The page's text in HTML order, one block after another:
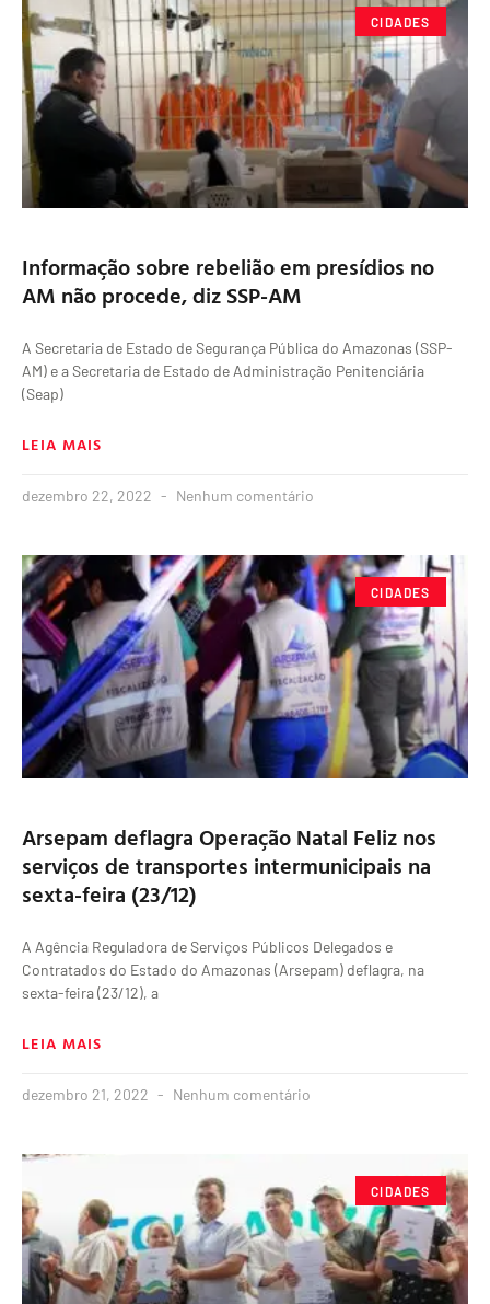
CIDADES
Informação sobre rebelião em presídios no
AM não procede, diz SSP-AM
A Secretaria de Estado de Segurança Pública do Amazonas (SSP-
AM) e a Secretaria de Estado de Administração Penitenciária
(Seap)
LEIA MAIS
dezembro 22, 2022 Nenhum comentário
CIDADES
Arsepam deflagra Operação Natal Feliz nos
serviços de transportes intermunicipais na
sexta-feira (23/12)
A Agência Reguladora de Serviços Públicos Delegados e
Contratados do Estado do Amazonas (Arsepam) deflagra, na
sexta-feira (23/12), a
LEIA MAIS
dezembro 21, 2022 Nenhum comentário
CIDADES